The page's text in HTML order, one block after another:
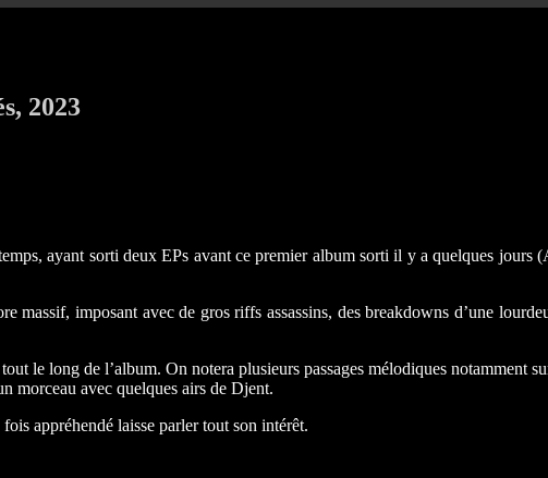
2023
ayant sorti deux EPs avant ce premier album sorti il y a quelques jours
imposant avec de gros riffs assassins, des breakdowns d’une
le long de l’album. On notera plusieurs passages mélodiques notamment
morceau avec quelques airs de Djent.
appréhendé laisse parler tout son intérêt.